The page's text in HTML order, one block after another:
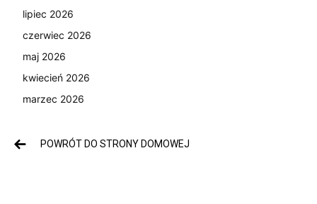
lipiec 2026
czerwiec 2026
maj 2026
kwiecień 2026
marzec 2026
POWRÓT DO STRONY DOMOWEJ